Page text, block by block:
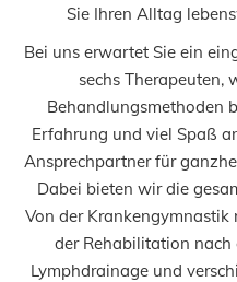
Sie Ihren Alltag
Bei uns erwartet Sie ein
sechs Therapeuten,
Behandlungsmethoden
Erfahrung und viel Spaß
Ansprechpartner für
Dabei bieten wir die
Von der Krankengymnastik
der Rehabilitation
Lymphdrainage und